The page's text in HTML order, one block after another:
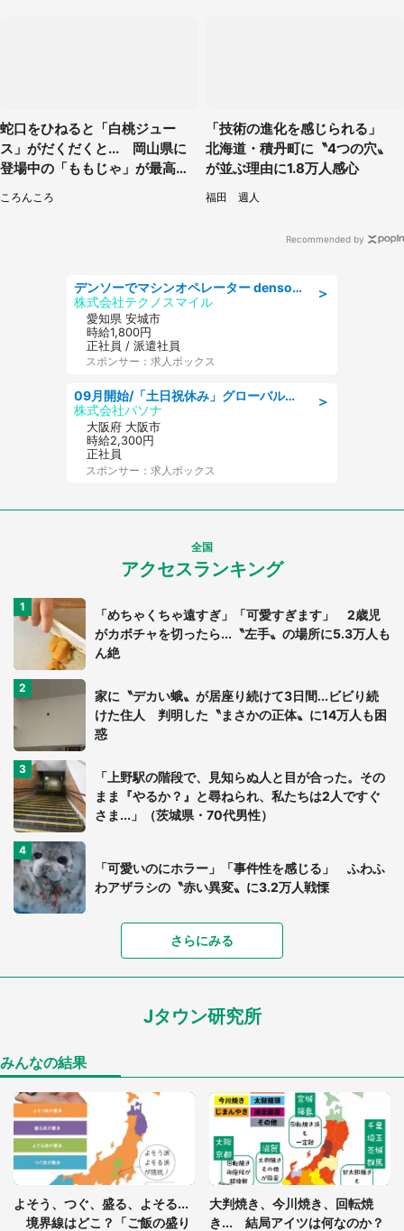
蛇口をひねると「白桃ジュー
ス」がだくだくと... 岡山県に
登場中の「ももじゃ」が最高す
ころんころ
「技術の進化を感じられる」
北海道・積丹町に〝4つの穴〟
が並ぶ理由に1.8万人感心
福田 週人
Recommended by
＞
デンソーでマシンオペレーター denso aichi
株式会社テクノスマイル
愛知県 安城市
時給1,800円
正社員 / 派遣社員
スポンサー：求人ボックス
＞
09月開始/「土日祝休み」グローバル企業での産業保健のお仕事/保健師/高時給/残業なし/服装自由
株式会社パソナ
大阪府 大阪市
時給2,300円
正社員
スポンサー：求人ボックス
全国
アクセスランキング
「めちゃくちゃ遠すぎ」「可愛すぎます」 2歳児
がカボチャを切ったら...〝左手〟の場所に5.3万人も
ん絶
家に〝デカい蛾〟が居座り続けて3日間...ビビり続
けた住人 判明した〝まさかの正体〟に14万人も困
惑
「上野駅の階段で、見知らぬ人と目が合った。その
まま『やるか？』と尋ねられ、私たちは2人ですぐ
さま...」（茨城県・70代男性）
「可愛いのにホラー」「事件性を感じる」 ふわふ
わアザラシの〝赤い異変〟に3.2万人戦慄
「孫にあげると思って、あなたにこれをあげる」
真夏の山道で見知らぬお婆さんに握らされたもの
（山口県・30代女性）
「落ち着いて食べられないでしょう」高級旅館での
「閉所恐怖症の私は新幹線で大パニック。隣席の青
年に『手を繋いで』とお願いしたら...」 体験談に
8万人感動
グっちゃってた〝野生の野菜〟に6.5万人戦慄
さらにみる
Jタウン研究所
みんなの結果
よそう、つぐ、盛る、よそる...
境界線はどこ？「ご飯の盛り
大判焼き、今川焼き、回転焼
き... 結局アイツは何なのか？